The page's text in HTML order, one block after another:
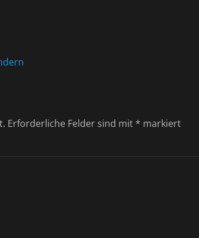
Erforderliche Felder sind mit * markiert